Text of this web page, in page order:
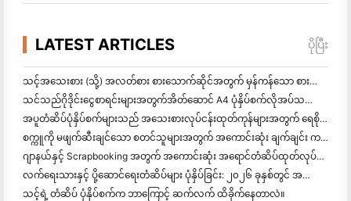
LATEST ARTICLES ပိုပြီး
သင့်အသေးစား (သို့) အလတ်စား စားသောက်ဆိုင်အတွက် မှန်ကန်သော စားသောက်ဆိုင် ဆော့ဝဲလ်ကို ဘယ်လိုရွေ
သင်သည်ဂိုဒိုင်းငွေစာရင်းများအတွက်အိတ်ဆောင် A4 ပုံနှိပ်စက်လိုအပ်သလား? တကယ်တော့ အလုပ်လုပ်တာက ဘာလဲ။
အပူတံဆိပ်ပုံနှိပ်စက်များသည် အသေးစားလုပ်ငန်းထုတ်ကုန်များအတွက် ရေစိုခံတံဆိပ်များကို ထုတ်လုပ
စက္ကူကို မဖျက်ဆီးချင်သော စတင်သူများအတွက် အကောင်းဆုံး ချက်ချင်း ကင်မရာ
ဂျာနယ်နှင့် Scrapbooking အတွက် အကောင်းဆုံး အရောင်တံဆိပ်ထုတ်လုပ်သူ: စာမျက်နှာတိုင်းတွင် အရောင်ပိုထ
လက်ရေးသားနှင့် ပို့ဆောင်ရေးတံဆိပ်များ ပုံနှိပ်ခြင်း: ၂၀၂၆ ခုနှစ်တွင် အသေးစားလုပ်ငန်းများအတွက် အကြံပေးချက်များ
သင့်ရဲ့ တံဆိပ် ပုံနှိပ်စက်က ဘာကြောင့် ဆက်လက် ထိခိုက်နေတာလဲ။